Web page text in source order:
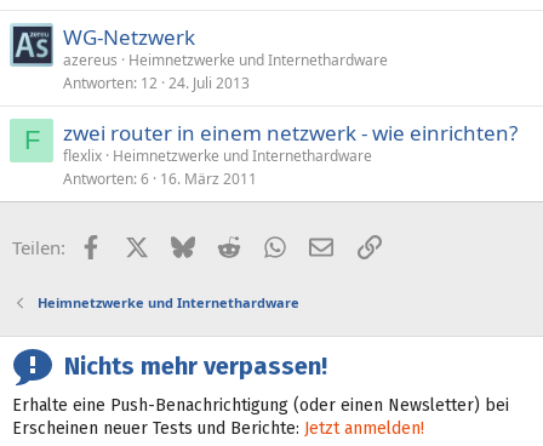
WG-Netzwerk
azereus
Heimnetzwerke und Internethardware
Antworten 12 24. Juli 2013
F zwei router in einem netzwerk - wie einrichten?
flexlix Heimnetzwerke und Internethardware
Antworten 6 16. März 2011
Teilen: FacebookX (Twitter)
BlueskyRedditWhatsApp
E-MailLink
Heimnetzwerke und Internethardware
Nichts mehr verpassen!
Erhalte eine Push-Benachrichtigung (oder einen Newsletter) bei
Erscheinen neuer Tests und Berichte: Jetzt anmelden!